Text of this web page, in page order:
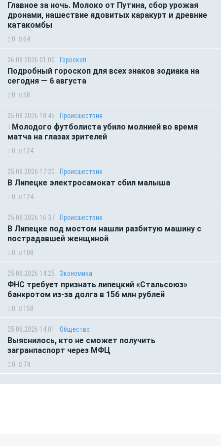
Главное за ночь. Молоко от Путина, сбор урожая
дронами, нашествие ядовитых каракурт и древние
катакомбы
0 64
06.08.2026 01:00 Гороскоп
Подробный гороскоп для всех знаков зодиака на
сегодня — 6 августа
0 58
05.08.2026 18:45 Происшествия
Молодого футболиста убило молнией во время
матча на глазах зрителей
0 124
05.08.2026 17:20 Происшествия
В Липецке электросамокат сбил малыша
0 124
05.08.2026 16:37 Происшествия
В Липецке под мостом нашли разбитую машину с
пострадавшей женщиной
0 108
05.08.2026 14:25 Экономика
ФНС требует признать липецкий «Стальсоюз»
банкротом из-за долга в 156 млн рублей
0 158
05.08.2026 14:01 Общество
Выяснилось, кто не сможет получить
загранпаспорт через МФЦ
0 74